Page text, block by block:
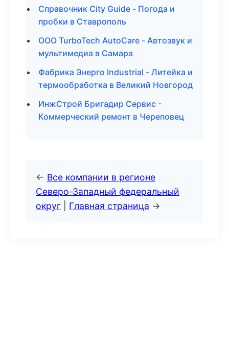
Справочник City Guide - Погода и
пробки в Ставрополь
ООО TurboTech AutoCare - Автозвук и
мультимедиа в Самара
Фабрика Энерго Industrial - Литейка и
термообработка в Великий Новгород
ИнжСтрой Бригадир Сервис -
Коммерческий ремонт в Череповец
← Все компании в регионе
Северо-Западный федеральный
округ
Главная страница →